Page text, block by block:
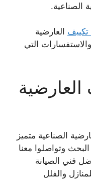
الصناعية.
تكييف العارضية
التي
الصناعية متميز
وتواصلوا معنا
فني الصيانة
والفلل